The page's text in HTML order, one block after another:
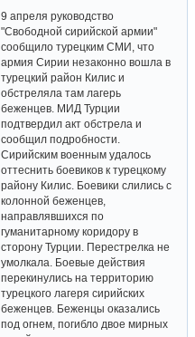
9 апреля руководство
"Свободной сирийской армии"
сообщило турецким СМИ, что
армия Сирии незаконно вошла в
турецкий район Килис и
обстреляла там лагерь
беженцев. МИД Турции
подтвердил акт обстрела и
сообщил подробности.
Сирийским военным удалось
оттеснить боевиков к турецкому
району Килис. Боевики слились с
колонной беженцев,
направлявшихся по
гуманитарному коридору в
сторону Турции. Перестрелка не
умолкала. Боевые действия
перекинулись на территорию
турецкого лагеря сирийских
беженцев. Беженцы оказались
под огнем, погибло двое мирных